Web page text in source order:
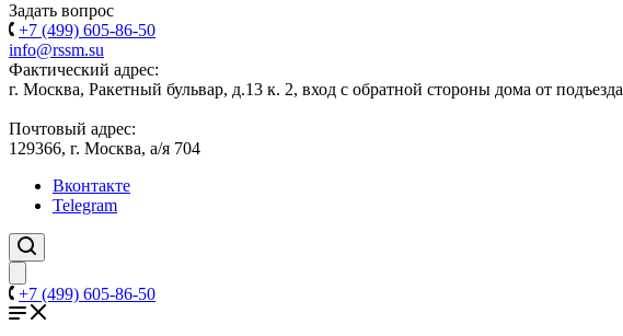
Задать вопрос
+7 (499) 605-86-50
info@rssm.su
Фактический адрес:
г. Москва, Ракетный бульвар, д.13 к. 2, вход с обратной стороны дома от подъезда
Почтовый адрес:
129366, г. Москва, а/я 704
Вконтакте
Telegram
+7 (499) 605-86-50